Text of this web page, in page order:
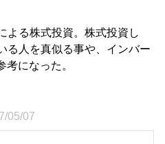
よる株式投資。株式投資し
る人を真似る事や、インバー
考になった。
05/07